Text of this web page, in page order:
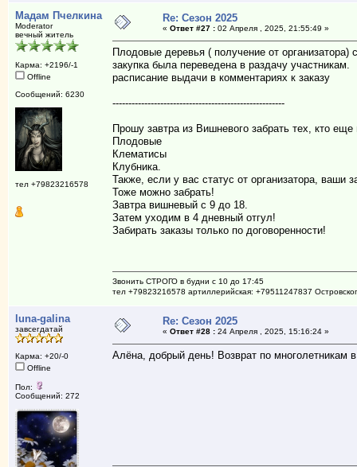
Мадам Пчелкина
Moderator
вечный житель
Карма: +2196/-1
Offline
Сообщений: 6230
тел +79823216578
Re: Сезон 2025
« Ответ #27 :02 Апреля , 2025, 21:55:49 »
Плодовые деревья ( получение от
закупка была переведена в раздачу участникам.
расписание выдачи в комментариях к заказу
------------------------------------------------------
Прошу завтра из Вишневого забрать тех, кто еще
Плодовые
Клематисы
Клубника.
Также, если у вас статус от организатора, ваши
Тоже можно забрать!
Завтра вишневый с 9 до 18.
Затем уходим в 4 дневный отгул!
Забирать заказы только по договоренности!
Звонить СТРОГО в будни с 10 до 17:45
тел +79823216578 артиллерийская: +79511247837
luna-galina
завсегдатай
Карма: +20/-0
Offline
Пол:
Сообщений: 272
Re: Сезон 2025
« Ответ #28 :24 Апреля , 2025, 15:16:24 »
Алёна, добрый день! Возврат по многолетникам в